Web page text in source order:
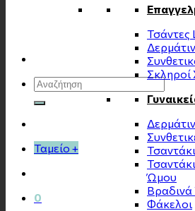
Αναζήτηση
για:
Ταμείο +
0
Τσάντες
Σκληροί
Ώμου
Βραδινά
Φάκελοι